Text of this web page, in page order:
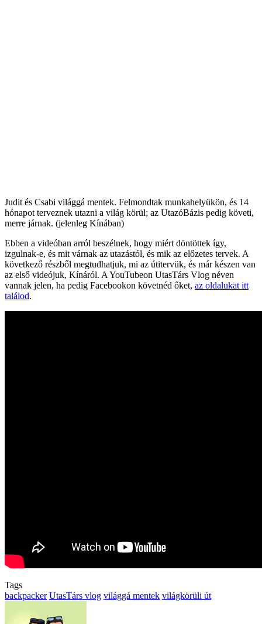
Judit és Csabi világgá mentek. Felmondtak munkahelyükön, és 14
hónapot terveznek utazni a világ körül; az UtazóBázis pedig követi,
merre járnak. (jelenleg Kínában)
Ebben a videóban arról beszélnek, hogy miért döntöttek így,
izgulnak-e, és mit várnak az utazástól, és mik az előzetes tervek. A
következő részből megtudhatjuk, mi az útitervük, és már készen van
az első videójuk, Kínáról. A YouTubeon UtasTárs Vlog néven
vannak jelen, ha pedig Facebookon követnéd őket, az oldalukat itt
találod.
Tags
backpacker UtasTárs vlog világgá mentek világkörüli út